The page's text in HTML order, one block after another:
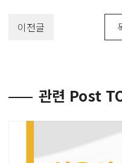
이전글
관련 Post